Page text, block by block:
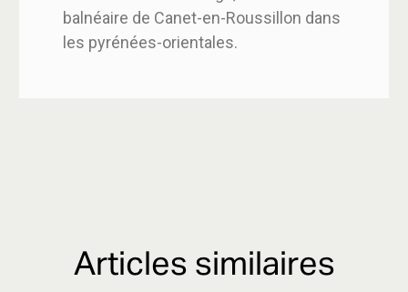
balnéaire de Canet-en-Roussillon dans
les pyrénées-orientales.
Articles similaires